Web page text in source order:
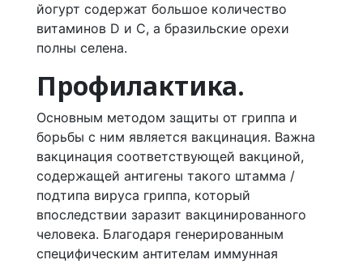
йогурт содержат большое количество
витаминов D и C, а бразильские орехи
полны селена.
Профилактика.
Основным методом защиты от гриппа и
борьбы с ним является вакцинация. Важна
вакцинация соответствующей вакциной,
содержащей антигены такого штамма /
подтипа вируса гриппа, который
впоследствии заразит вакцинированного
человека. Благодаря генерированным
специфическим антителам иммунная